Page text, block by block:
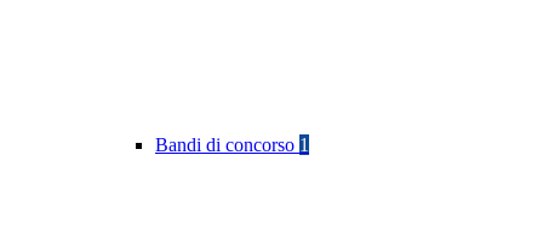
Bandi di concorso 1